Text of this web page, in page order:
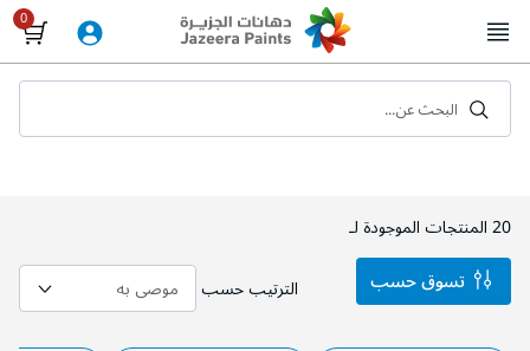
to
Content
البحث عن...
20المنتجات الموجودة لـ
الترتيب حسب
تسوق حسب